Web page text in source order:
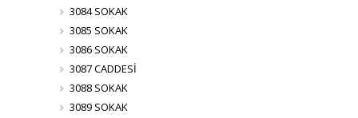
3084 SOKAK
3085 SOKAK
3086 SOKAK
3087 CADDESİ
3088 SOKAK
3089 SOKAK